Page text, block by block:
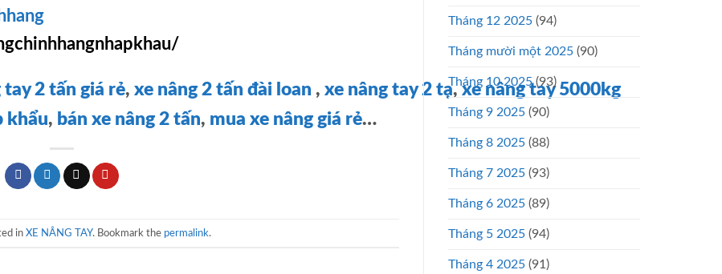
tay 2 tấn giá rẻ, xe nâng 2 tấn đài loan , xe nâng tay 2 tạ,xe nâng tay 5000kg
khẩu, bán xe nâng 2 tấn, mua xe nâng giá rẻ…
in XE NÂNG TAY. Bookmark the permalink.
Tháng 12 2025 (94)
Tháng mười một 2025 (90)
Tháng 10 2025(93)
Tháng 9 2025 (90)
Tháng 8 2025 (88)
Tháng 7 2025 (93)
Tháng 6 2025 (89)
Tháng 5 2025 (94)
Tháng 4 2025 (91)